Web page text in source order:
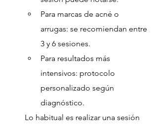
Para marcas de acné o
arrugas: se recomiendan entre
3 y 6 sesiones.
Para resultados más
intensivos: protocolo
personalizado según
diagnóstico.
Lo habitual es realizar una sesión